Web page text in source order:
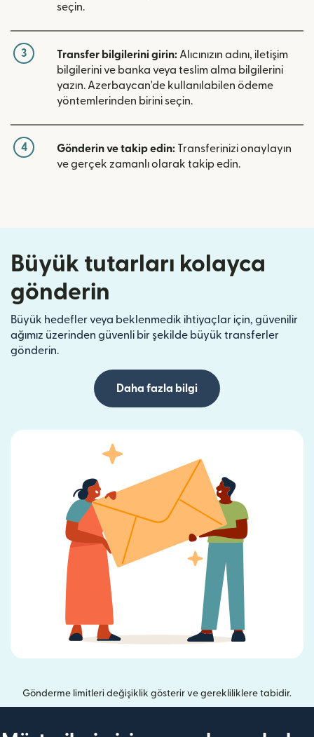
seçin.
3 Transfer bilgilerini girin: Alıcınızın adını, iletişim
bilgilerini ve banka veya teslim alma bilgilerini
yazın. Azerbaycan'de kullanılabilen ödeme
yöntemlerinden birini seçin.
4 Gönderin ve takip edin: Transferinizi onaylayın
ve gerçek zamanlı olarak takip edin.
Büyük tutarları kolayca
gönderin
Büyük hedefler veya beklenmedik ihtiyaçlar için, güvenilir
ağımız üzerinden güvenli bir şekilde büyük transferler
gönderin.
Daha fazla bilgi
Gönderme limitleri değişiklik gösterir ve gerekliliklere tabidir.